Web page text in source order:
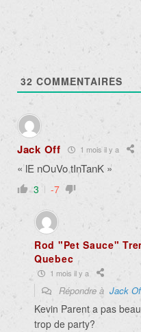
32 COMMENTAIRES
Jack Off 1 mois il y a
« lE nOuVo tInTanK »
3 -7
Rod "Pet Sauce"
Quebec
1 mois il y a
Répondre à Jack
Kevin Parent a pas
trop de party?